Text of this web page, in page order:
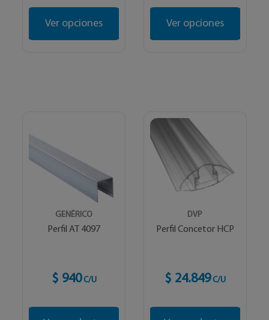
Ver opciones Ver opciones
GENÉRICO
Perfil AT 4097
$ 940 C/U
DVP
Perfil Concetor HCP
$ 24.849 C/U